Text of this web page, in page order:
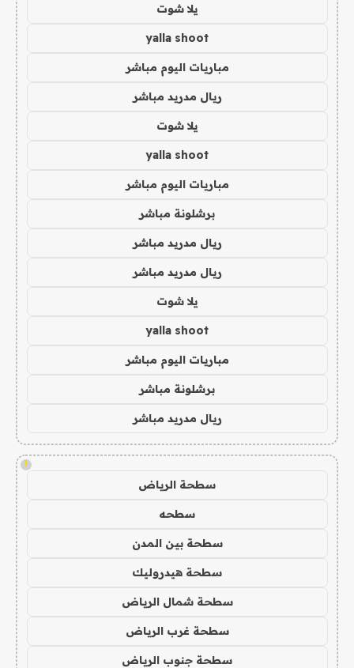
يلا شوت
yalla shoot
مباريات اليوم مباشر
ريال مدريد مباشر
يلا شوت
yalla shoot
مباريات اليوم مباشر
برشلونة مباشر
ريال مدريد مباشر
ريال مدريد مباشر
يلا شوت
yalla shoot
مباريات اليوم مباشر
برشلونة مباشر
ريال مدريد مباشر
!
سطحة الرياض
سطحه
سطحة بين المدن
سطحة هيدروليك
سطحة شمال الرياض
سطحة غرب الرياض
سطحة جنوب الرياض